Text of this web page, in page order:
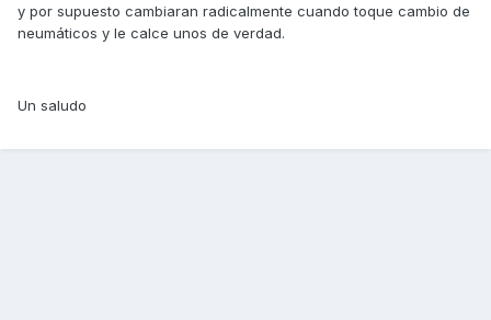
y por supuesto cambiaran radicalmente cuando toque cambio de
neumáticos y le calce unos de verdad.
Un saludo